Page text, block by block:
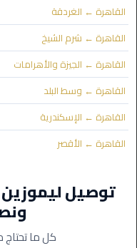
ليموزين
الإسماعيلية
ليموزين
المنوفية
ليموزين
البحيرة
بلطيم
القاهرة ← الغردقة
القاهرة ← شرم الشيخ
القاهرة ← الجيزة والأهرامات
القاهرة ← وسط البلد
القاهرة ← الإسكندرية
القاهرة ← الأقصر
توصيل
كل ما